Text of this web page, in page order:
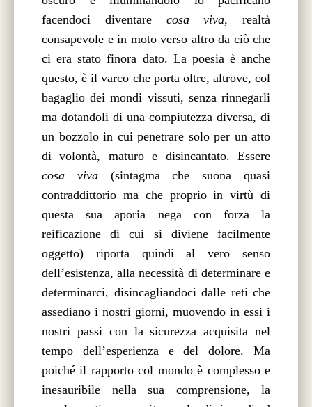
facendoci diventare cosa viva, realtà
consapevole e in moto verso altro da ciò che
ci era stato finora dato. La poesia è anche
questo, è il varco che porta oltre, altrove, col
bagaglio dei mondi vissuti, senza rinnegarli
ma dotandoli di una compiutezza diversa, di
un bozzolo in cui penetrare solo per un atto
di volontà, maturo e disincantato. Essere
cosa viva(sintagma che suona quasi
contraddittorio ma che proprio in virtù di
questa sua aporia nega con forza la
reificazione di cui si diviene facilmente
oggetto)
riporta quindi al vero senso
dell’esistenza, alla necessità di determinare e
determinarci, disincagliandoci dalle reti che
assediano i nostri giorni, muovendo in essi i
nostri passi con la sicurezza acquisita nel
tempo dell’esperienza e del dolore. Ma
poiché il rapporto col mondo è complesso e
inesauribile nella sua comprensione, la